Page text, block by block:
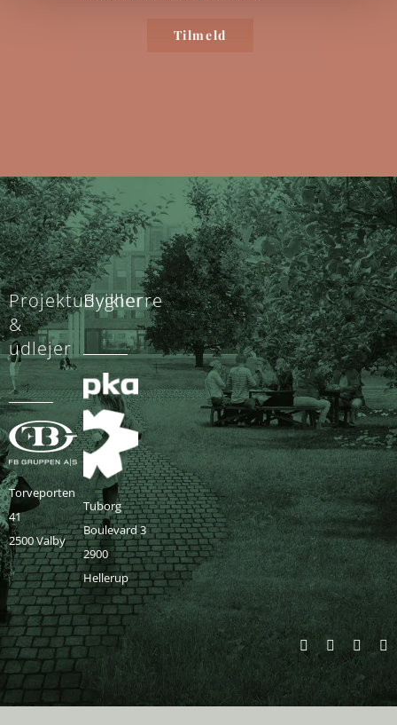
Projektudvikler
&
udlejer
Torveporten
41
2500 Valby
Bygherre
Tuborg
Boulevard 3
2900
Hellerup